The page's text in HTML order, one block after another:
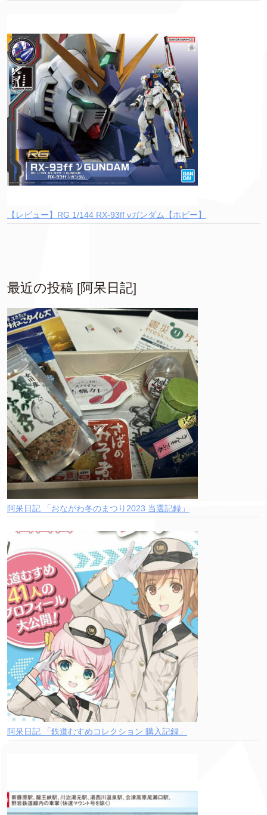
【レビュー】RG 1/144 RX-93ff νガンダム【ホビー】
最近の投稿 [阿呆日記]
阿呆日記 「おながわ冬のまつり2023 当選記録」
阿呆日記 「鉄道むすめコレクション 購入記録」